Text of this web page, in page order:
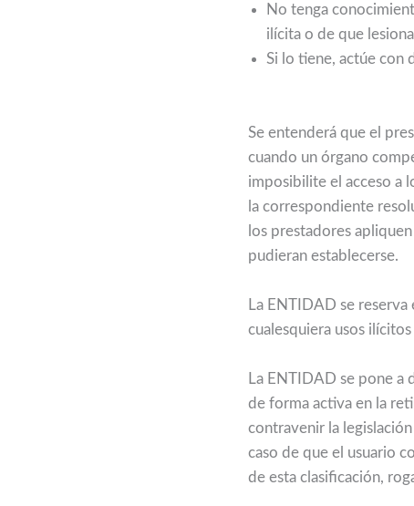
No tenga
ilícita o de que
Si lo tiene, actúe con
Se entenderá que el
cuando un órgano
imposibilite el acceso a
la correspondiente
los prestadores
pudieran establecerse.
La ENTIDAD se
cualesquiera usos
La ENTIDAD se pone a
de forma activa en la
contravenir la
caso de que el usuario
de esta clasificación,